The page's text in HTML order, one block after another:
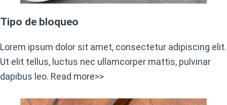
Tipo de bloqueo
Lorem ipsum dolor sit amet, consectetur adipiscing elit.
Ut elit tellus, luctus nec ullamcorper mattis, pulvinar
dapibus leo. Read more>>